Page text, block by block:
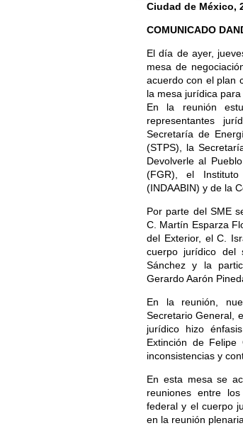
Ciudad de México,
COMUNICADO
El día de ayer,
mesa de
acuerdo con el plan
la mesa jurídica
En la reunión
representantes
Secretaría de
(STPS), la
Devolverle al
(FGR), el
(INDAABIN) y de la
Por parte del SME
C. Martín Esparza
del Exterior, el C.
cuerpo jurídico del
Sánchez y la
Gerardo Aarón
En la reunión,
Secretario General,
jurídico hizo
Extinción de
inconsistencias y
En esta mesa se
reuniones entre
federal y el cuerpo
en la reunión